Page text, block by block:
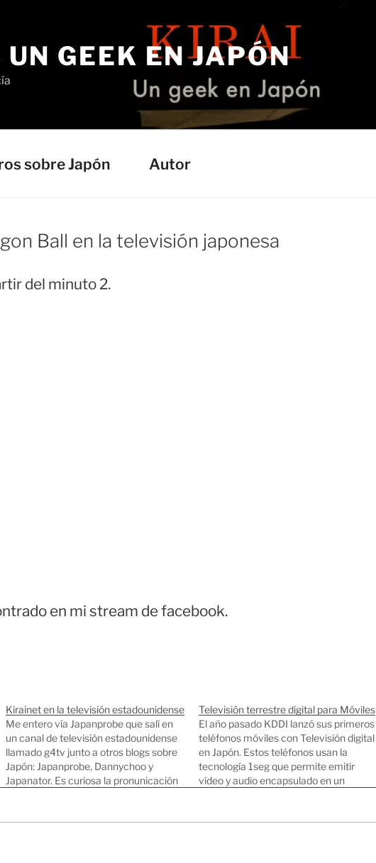
GEEK EN JAPÓN
sobre Japón Autor
Ball en la televisión japonesa
del minuto 2.
en mi stream de facebook.
Kirainet en la televisión estadounidense
Me entero vía Japanprobe que salí en
un canal de televisión estadounidense
llamado g4tv junto a otros blogs sobre
Japón: Japanprobe, Dannychoo y
Japanator. Es curiosa la pronunicación
Televisión terrestre digital para Móviles
El año pasado KDDI lanzó sus primeros
teléfonos móviles con Televisión digital
en Japón. Estos teléfonos usan la
tecnología 1seg que permite emitir
vídeo y audio encapsulado en un
en los teléfonos móviles japoneses. En